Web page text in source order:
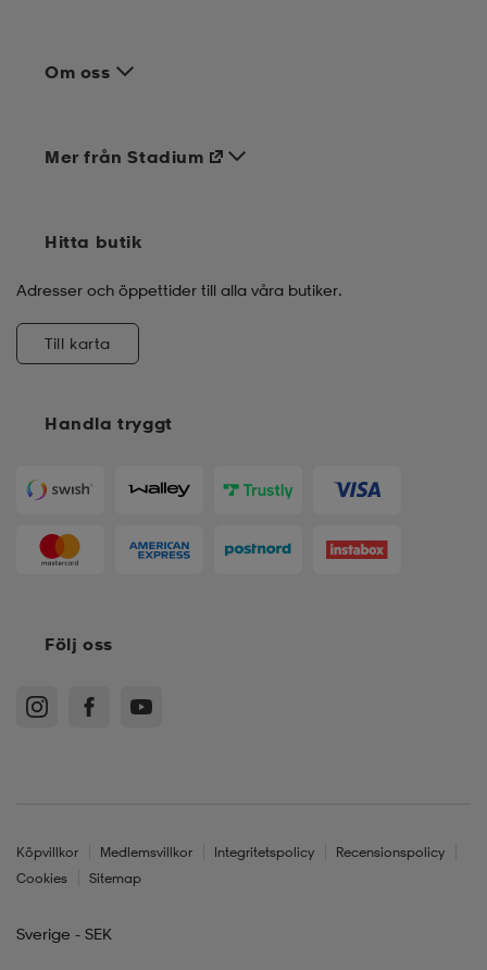
Om oss
Handla tryggt
Mer från Stadium
Hitta butik
Adresser och öppettider till alla våra butiker.
Till karta
Följ oss
Köpvillkor Medlemsvillkor Integritetspolicy
Recensionspolicy
Cookies
Sitemap
Sverige - SEK